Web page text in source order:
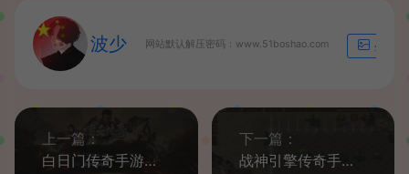
波少 网站默认解压密码：www.51boshao.com 生成海
上一篇：
白日门传奇手游【嗜血传奇】最新整理Win一键即玩服务端+安卓+GM后台+详细搭建教程
下一篇：
战神引擎传奇手游【1.76中原传奇公益复古三职业】最新整理Win系复古服务端+安卓苹果双端+GM授权物品后台+详细搭建教程